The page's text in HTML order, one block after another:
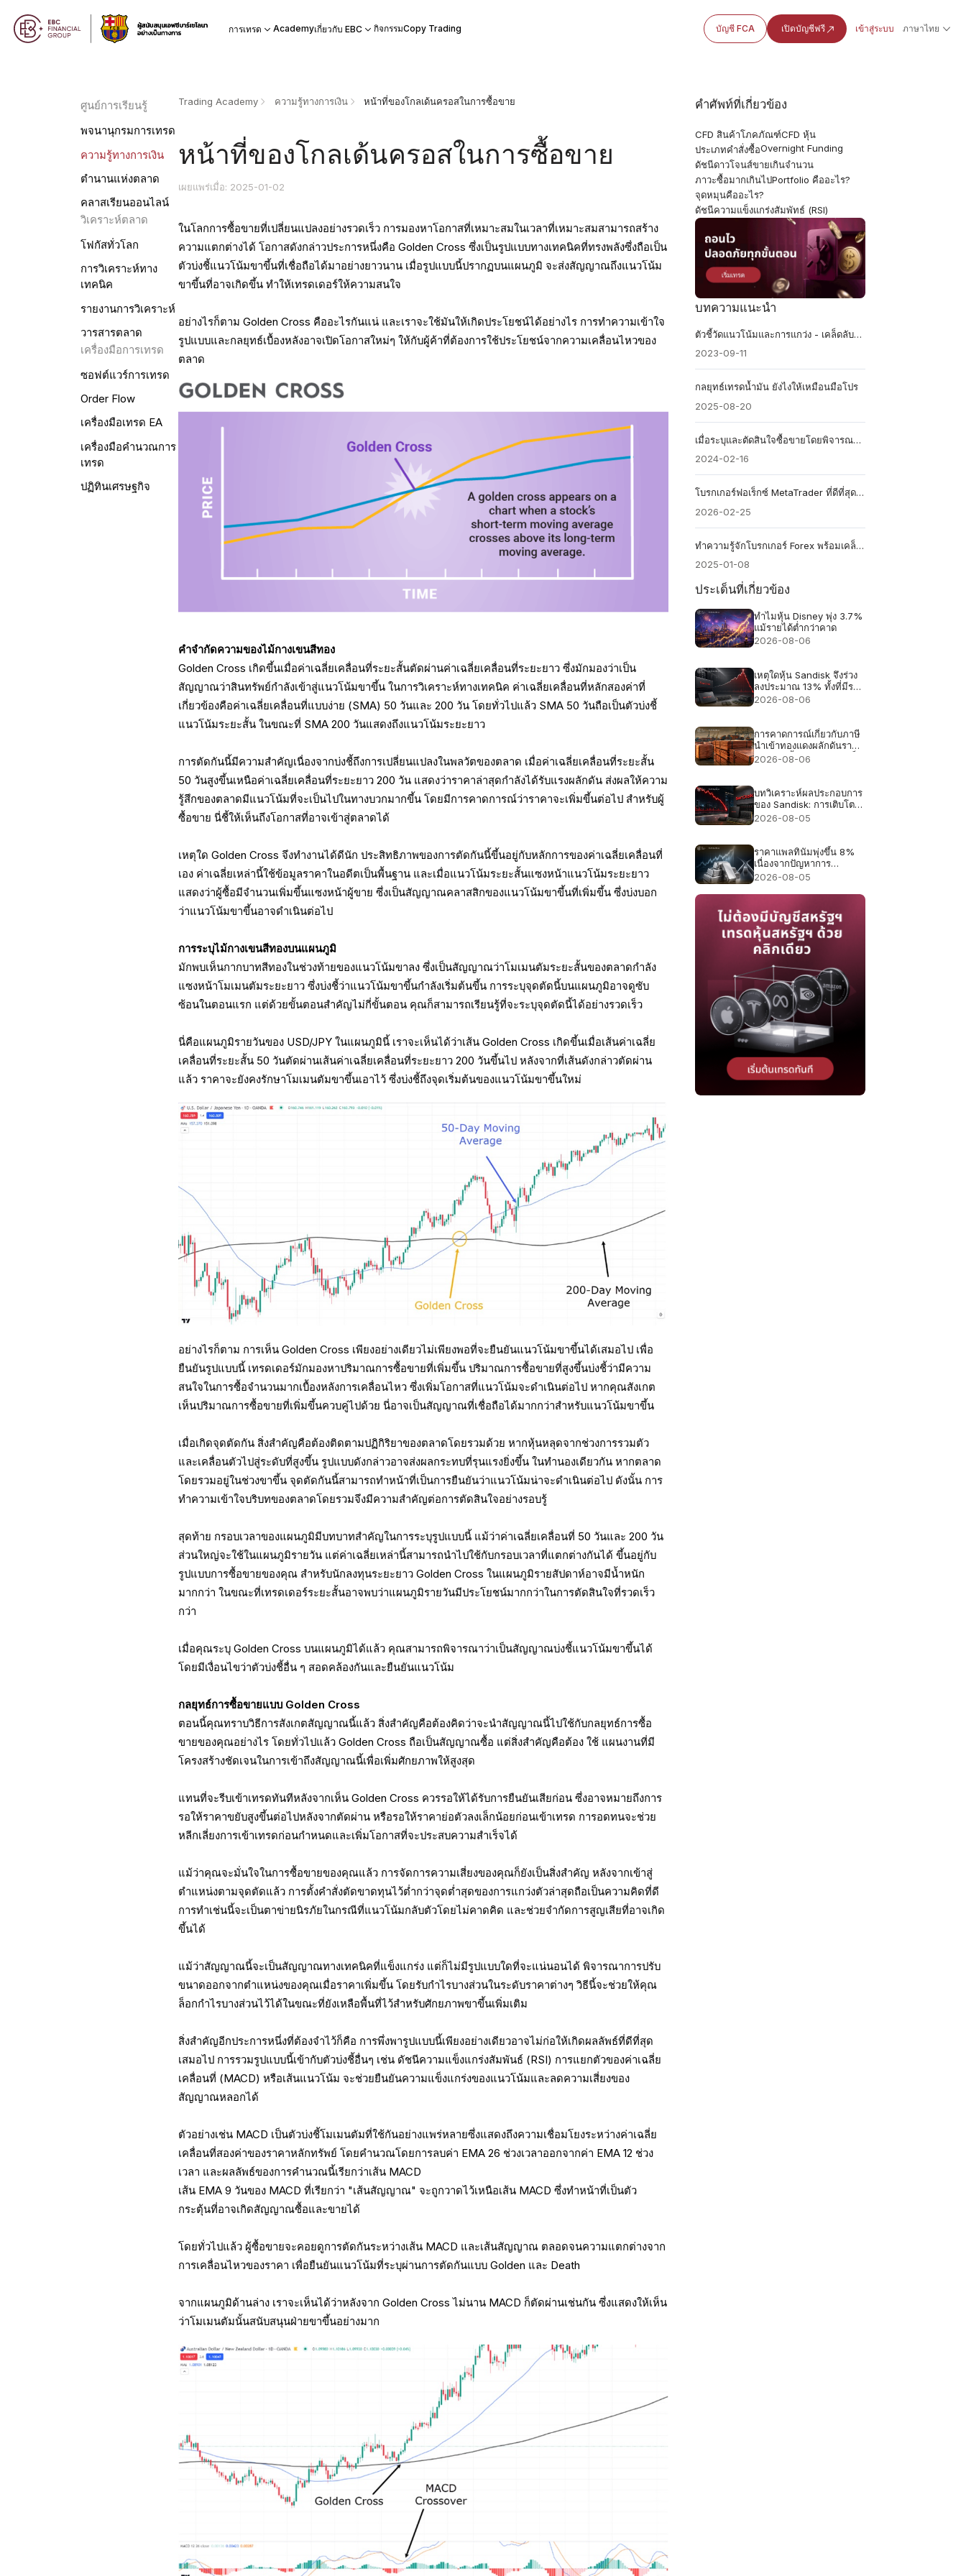
การเทรด Academyเกี่ยวกับ EBC กิจกรรมCopy Trading บัญชี FCA เปิดบัญชีฟรี เข้าสู่ระบบ ภาษาไทย
ศูนย์การเรียนรู้
พจนานุกรมการเทรด
ความรู้ทางการเงิน
ตำนานแห่งตลาด
คลาสเรียนออนไลน์
วิเคราะห์ตลาด
โฟกัสทั่วโลก
การวิเคราะห์ทาง
เทคนิค
รายงานการวิเคราะห์
วารสารตลาด
เครื่องมือการเทรด
ซอฟต์แวร์การเทรด
Order Flow
เครื่องมือเทรด EA
เครื่องมือคำนวณการ
เทรด
ปฏิทินเศรษฐกิจ
Trading Academy ความรู้ทางการเงิน หน้าที่ของโกลเด้นครอสในการซื้อขาย
หน้าที่ของโกลเด้นครอสในการซื้อขาย
เผยแพร่เมื่อ: 2025-01-02
ในโลกการซื้อขายที่เปลี่ยนแปลงอย่างรวดเร็ว การมองหาโอกาสที่เหมาะสมในเวลาที่เหมาะสมสามารถสร้าง
ความแตกต่างได้ โอกาสดังกล่าวประการหนึ่งคือ Golden Cross ซึ่งเป็นรูปแบบทางเทคนิคที่ทรงพลังซึ่งถือเป็น
ตัวบ่งชี้แนวโน้มขาขึ้นที่เชื่อถือได้มาอย่างยาวนาน เมื่อรูปแบบนี้ปรากฏบนแผนภูมิ จะส่งสัญญาณถึงแนวโน้ม
ขาขึ้นที่อาจเกิดขึ้น ทำให้เทรดเดอร์ให้ความสนใจ
อย่างไรก็ตาม Golden Cross คืออะไรกันแน่ และเราจะใช้มันให้เกิดประโยชน์ได้อย่างไร การทำความเข้าใจ
รูปแบบและกลยุทธ์เบื้องหลังอาจเปิดโอกาสใหม่ๆ ให้กับผู้ค้าที่ต้องการใช้ประโยชน์จากความเคลื่อนไหวของ
ตลาด
คำจำกัดความของไม้กางเขนสีทอง
Golden Cross เกิดขึ้นเมื่อค่าเฉลี่ยเคลื่อนที่ระยะสั้นตัดผ่านค่าเฉลี่ยเคลื่อนที่ระยะยาว ซึ่งมักมองว่าเป็น
สัญญาณว่าสินทรัพย์กำลังเข้าสู่แนวโน้มขาขึ้น ในการวิเคราะห์ทางเทคนิค ค่าเฉลี่ยเคลื่อนที่หลักสองค่าที่
เกี่ยวข้องคือค่าเฉลี่ยเคลื่อนที่แบบง่าย (SMA) 50 วันและ 200 วัน โดยทั่วไปแล้ว SMA 50 วันถือเป็นตัวบ่งชี้
แนวโน้มระยะสั้น ในขณะที่ SMA 200 วันแสดงถึงแนวโน้มระยะยาว
การตัดกันนี้มีความสำคัญเนื่องจากบ่งชี้ถึงการเปลี่ยนแปลงในพลวัตของตลาด เมื่อค่าเฉลี่ยเคลื่อนที่ระยะสั้น
50 วันสูงขึ้นเหนือค่าเฉลี่ยเคลื่อนที่ระยะยาว 200 วัน แสดงว่าราคาล่าสุดกำลังได้รับแรงผลักดัน ส่งผลให้ความ
รู้สึกของตลาดมีแนวโน้มที่จะเป็นไปในทางบวกมากขึ้น โดยมีการคาดการณ์ว่าราคาจะเพิ่มขึ้นต่อไป สำหรับผู้
ซื้อขาย นี่ชี้ให้เห็นถึงโอกาสที่อาจเข้าสู่ตลาดได้
เหตุใด Golden Cross จึงทำงานได้ดีนัก ประสิทธิภาพของการตัดกันนี้ขึ้นอยู่กับหลักการของค่าเฉลี่ยเคลื่อนที่
เอง ค่าเฉลี่ยเหล่านี้ใช้ข้อมูลราคาในอดีตเป็นพื้นฐาน และเมื่อแนวโน้มระยะสั้นแซงหน้าแนวโน้มระยะยาว
แสดงว่าผู้ซื้อมีจำนวนเพิ่มขึ้นแซงหน้าผู้ขาย ซึ่งเป็นสัญญาณคลาสสิกของแนวโน้มขาขึ้นที่เพิ่มขึ้น ซึ่งบ่งบอก
ว่าแนวโน้มขาขึ้นอาจดำเนินต่อไป
การระบุไม้กางเขนสีทองบนแผนภูมิ
มักพบเห็นกากบาทสีทองในช่วงท้ายของแนวโน้มขาลง ซึ่งเป็นสัญญาณว่าโมเมนตัมระยะสั้นของตลาดกำลัง
แซงหน้าโมเมนตัมระยะยาว ซึ่งบ่งชี้ว่าแนวโน้มขาขึ้นกำลังเริ่มต้นขึ้น การระบุจุดตัดนี้บนแผนภูมิอาจดูซับ
ซ้อนในตอนแรก แต่ด้วยขั้นตอนสำคัญไม่กี่ขั้นตอน คุณก็สามารถเรียนรู้ที่จะระบุจุดตัดนี้ได้อย่างรวดเร็ว
นี่คือแผนภูมิรายวันของ USD/JPY ในแผนภูมินี้ เราจะเห็นได้ว่าเส้น Golden Cross เกิดขึ้นเมื่อเส้นค่าเฉลี่ย
เคลื่อนที่ระยะสั้น 50 วันตัดผ่านเส้นค่าเฉลี่ยเคลื่อนที่ระยะยาว 200 วันขึ้นไป หลังจากที่เส้นดังกล่าวตัดผ่าน
แล้ว ราคาจะยังคงรักษาโมเมนตัมขาขึ้นเอาไว้ ซึ่งบ่งชี้ถึงจุดเริ่มต้นของแนวโน้มขาขึ้นใหม่
อย่างไรก็ตาม การเห็น Golden Cross เพียงอย่างเดียวไม่เพียงพอที่จะยืนยันแนวโน้มขาขึ้นได้เสมอไป เพื่อ
ยืนยันรูปแบบนี้ เทรดเดอร์มักมองหาปริมาณการซื้อขายที่เพิ่มขึ้น ปริมาณการซื้อขายที่สูงขึ้นบ่งชี้ว่ามีความ
สนใจในการซื้อจำนวนมากเบื้องหลังการเคลื่อนไหว ซึ่งเพิ่มโอกาสที่แนวโน้มจะดำเนินต่อไป หากคุณสังเกต
เห็นปริมาณการซื้อขายที่เพิ่มขึ้นควบคู่ไปด้วย นี่อาจเป็นสัญญาณที่เชื่อถือได้มากกว่าสำหรับแนวโน้มขาขึ้น
เมื่อเกิดจุดตัดกัน สิ่งสำคัญคือต้องติดตามปฏิกิริยาของตลาดโดยรวมด้วย หากหุ้นหลุดจากช่วงการรวมตัว
และเคลื่อนตัวไปสู่ระดับที่สูงขึ้น รูปแบบดังกล่าวอาจส่งผลกระทบที่รุนแรงยิ่งขึ้น ในทำนองเดียวกัน หากตลาด
โดยรวมอยู่ในช่วงขาขึ้น จุดตัดกันนี้สามารถทำหน้าที่เป็นการยืนยันว่าแนวโน้มน่าจะดำเนินต่อไป ดังนั้น การ
ทำความเข้าใจบริบทของตลาดโดยรวมจึงมีความสำคัญต่อการตัดสินใจอย่างรอบรู้
สุดท้าย กรอบเวลาของแผนภูมิมีบทบาทสำคัญในการระบุรูปแบบนี้ แม้ว่าค่าเฉลี่ยเคลื่อนที่ 50 วันและ 200 วัน
ส่วนใหญ่จะใช้ในแผนภูมิรายวัน แต่ค่าเฉลี่ยเหล่านี้สามารถนำไปใช้กับกรอบเวลาที่แตกต่างกันได้ ขึ้นอยู่กับ
รูปแบบการซื้อขายของคุณ สำหรับนักลงทุนระยะยาว Golden Cross ในแผนภูมิรายสัปดาห์อาจมีน้ำหนัก
มากกว่า ในขณะที่เทรดเดอร์ระยะสั้นอาจพบว่าแผนภูมิรายวันมีประโยชน์มากกว่าในการตัดสินใจที่รวดเร็ว
กว่า
เมื่อคุณระบุ Golden Cross บนแผนภูมิได้แล้ว คุณสามารถพิจารณาว่าเป็นสัญญาณบ่งชี้แนวโน้มขาขึ้นได้
โดยมีเงื่อนไขว่าตัวบ่งชี้อื่น ๆ สอดคล้องกันและยืนยันแนวโน้ม
กลยุทธ์การซื้อขายแบบ Golden Cross
ตอนนี้คุณทราบวิธีการสังเกตสัญญาณนี้แล้ว สิ่งสำคัญคือต้องคิดว่าจะนำสัญญาณนี้ไปใช้กับกลยุทธ์การซื้อ
ขายของคุณอย่างไร โดยทั่วไปแล้ว Golden Cross ถือเป็นสัญญาณซื้อ แต่สิ่งสำคัญคือต้องใช้ แผนงานที่มี
โครงสร้างชัดเจนในการเข้าถึงสัญญาณนี้เพื่อเพิ่มศักยภาพให้สูงสุด
แทนที่จะรีบเข้าเทรดทันทีหลังจากเห็น Golden Cross ควรรอให้ได้รับการยืนยันเสียก่อน ซึ่งอาจหมายถึงการ
รอให้ราคาขยับสูงขึ้นต่อไปหลังจากตัดผ่าน หรือรอให้ราคาย่อตัวลงเล็กน้อยก่อนเข้าเทรด การอดทนจะช่วย
หลีกเลี่ยงการเข้าเทรดก่อนกำหนดและเพิ่มโอกาสที่จะประสบความสำเร็จได้
แม้ว่าคุณจะมั่นใจในการซื้อขายของคุณแล้ว การจัดการความเสี่ยงของคุณก็ยังเป็นสิ่งสำคัญ หลังจากเข้าสู่
ตำแหน่งตามจุดตัดแล้ว การตั้งคำสั่งตัดขาดทุนไว้ต่ำกว่าจุดต่ำสุดของการแกว่งตัวล่าสุดถือเป็นความคิดที่ดี
การทำเช่นนี้จะเป็นตาข่ายนิรภัยในกรณีที่แนวโน้มกลับตัวโดยไม่คาดคิด และช่วยจำกัดการสูญเสียที่อาจเกิด
ขึ้นได้
แม้ว่าสัญญาณนี้จะเป็นสัญญาณทางเทคนิคที่แข็งแกร่ง แต่ก็ไม่มีรูปแบบใดที่จะแน่นอนได้ พิจารณาการปรับ
ขนาดออกจากตำแหน่งของคุณเมื่อราคาเพิ่มขึ้น โดยรับกำไรบางส่วนในระดับราคาต่างๆ วิธีนี้จะช่วยให้คุณ
ล็อกกำไรบางส่วนไว้ได้ในขณะที่ยังเหลือพื้นที่ไว้สำหรับศักยภาพขาขึ้นเพิ่มเติม
สิ่งสำคัญอีกประการหนึ่งที่ต้องจำไว้ก็คือ การพึ่งพารูปแบบนี้เพียงอย่างเดียวอาจไม่ก่อให้เกิดผลลัพธ์ที่ดีที่สุด
เสมอไป การรวมรูปแบบนี้เข้ากับตัวบ่งชี้อื่นๆ เช่น ดัชนีความแข็งแกร่งสัมพันธ์ (RSI) การแยกตัวของค่าเฉลี่ย
เคลื่อนที่ (MACD) หรือเส้นแนวโน้ม จะช่วยยืนยันความแข็งแกร่งของแนวโน้มและลดความเสี่ยงของ
สัญญาณหลอกได้
ตัวอย่างเช่น MACD เป็นตัวบ่งชี้โมเมนตัมที่ใช้กันอย่างแพร่หลายซึ่งแสดงถึงความเชื่อมโยงระหว่างค่าเฉลี่ย
เคลื่อนที่สองค่าของราคาหลักทรัพย์ โดยคำนวณโดยการลบค่า EMA 26 ช่วงเวลาออกจากค่า EMA 12 ช่วง
เวลา และผลลัพธ์ของการคำนวณนี้เรียกว่าเส้น MACD
เส้น EMA 9 วันของ MACD ที่เรียกว่า "เส้นสัญญาณ" จะถูกวาดไว้เหนือเส้น MACD ซึ่งทำหน้าที่เป็นตัว
กระตุ้นที่อาจเกิดสัญญาณซื้อและขายได้
โดยทั่วไปแล้ว ผู้ซื้อขายจะคอยดูการตัดกันระหว่างเส้น MACD และเส้นสัญญาณ ตลอดจนความแตกต่างจาก
การเคลื่อนไหวของราคา เพื่อยืนยันแนวโน้มที่ระบุผ่านการตัดกันแบบ Golden และ Death
จากแผนภูมิด้านล่าง เราจะเห็นได้ว่าหลังจาก Golden Cross ไม่นาน MACD ก็ตัดผ่านเช่นกัน ซึ่งแสดงให้เห็น
ว่าโมเมนตัมนั้นสนับสนุนฝ่ายขาขึ้นอย่างมาก
คำศัพท์ที่เกี่ยวข้อง
CFD สินค้าโภคภัณฑ์CFD หุ้น
ประเภทคำสั่งซื้อOvernight Funding
ดัชนีดาวโจนส์ขายเกินจำนวน
ภาวะซื้อมากเกินไปPortfolio คืออะไร?
จุดหมุนคืออะไร?
ดัชนีความแข็งแกร่งสัมพัทธ์ (RSI)
บทความแนะนำ
ตัวชี้วัดแนวโน้มและการแกว่ง - เคล็ดลับและข้อควรระวัง
2023-09-11
กลยุทธ์เทรดน้ำมัน ยังไงให้เหมือนมือโปร
2025-08-20
เมื่อระบุและตัดสินใจซื้อขายโดยพิจารณาจาก Death Cross สิ่งที่ควรสังเกต?
2024-02-16
โบรกเกอร์ฟอเร็กซ์ MetaTrader ที่ดีที่สุด 2026
2026-02-25
ทำความรู้จักโบรกเกอร์ Forex พร้อมเคล็ดลับการเลือกโบรกเกอร์
2025-01-08
ประเด็นที่เกี่ยวข้อง
ทำไมหุ้น Disney พุ่ง 3.7%
แม้รายได้ต่ำกว่าคาด
2026-08-06
เหตุใดหุ้น Sandisk จึงร่วง
ลงประมาณ 13% ทั้งที่มีราย
ได้สูงถึง 8.97 พันล้าน
2026-08-06
การคาดการณ์เกี่ยวกับภาษี
นำเข้าทองแดงผลักดันราคา
ทองแดงขึ้นสู่ระดับสูงสุดเป็น
2026-08-06
บทวิเคราะห์ผลประกอบการ
ของ Sandisk: การเติบโต
ของรายได้ 4 เท่าเพียงพอ
กรกฎาคม?
2026-08-05
ราคาแพลทินัมพุ่งขึ้น 8%
เนื่องจากปัญหาการ
ขาดแคลนอุปทานในปี
สำคัญอีกครั้ง
2026-08-05